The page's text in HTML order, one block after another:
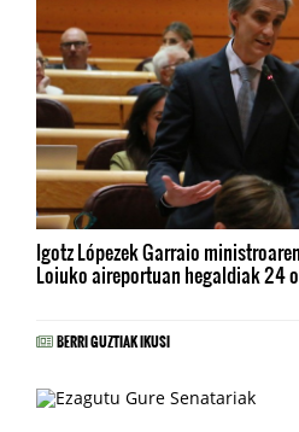
Igotz Lópezek Garraio
Loiuko aireportuan hegaldiak 24
BERRI GUZTIAK IKUSI